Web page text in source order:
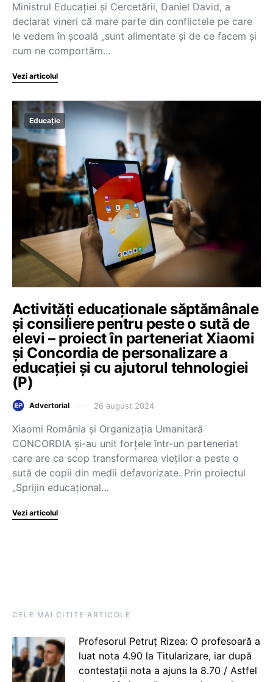
Ministrul Educației și Cercetării, Daniel David, a
declarat vineri că mare parte din conflictele pe care
le vedem în școală „sunt alimentate și de ce facem și
cum ne comportăm…
Vezi articolul
Educație
Activități educaționale săptămânale
și consiliere pentru peste o sută de
elevi – proiect în parteneriat Xiaomi
și Concordia de personalizare a
educației și cu ajutorul tehnologiei
(P)
Advertorial 26 august 2024
Xiaomi România și Organizația Umanitară
CONCORDIA și-au unit forțele într-un parteneriat
care are ca scop transformarea vieților a peste o
sută de copii din medii defavorizate. Prin proiectul
„Sprijin educațional…
Vezi articolul
CELE MAI CITITE ARTICOLE
Profesorul Petruț Rizea: O profesoară a
luat nota 4.90 la Titularizare, iar după
contestații nota a ajuns la 8.70 / Astfel